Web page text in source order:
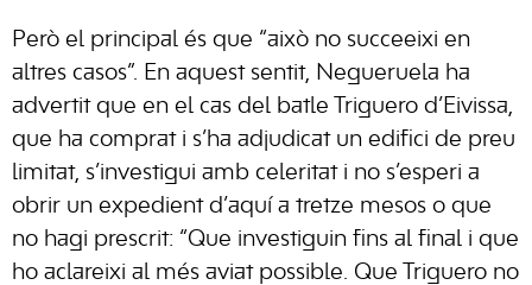
Però el principal és que “això no succeeixi en
altres casos”. En aquest sentit, Negueruela ha
advertit que en el cas del batle Triguero d’Eivissa,
que ha comprat i s’ha adjudicat un edifici de preu
limitat, s’investigui amb celeritat i no s’esperi a
obrir un expedient d’aquí a tretze mesos o que
no hagi prescrit: “Que investiguin fins al final i que
ho aclareixi al més aviat possible. Que Triguero no